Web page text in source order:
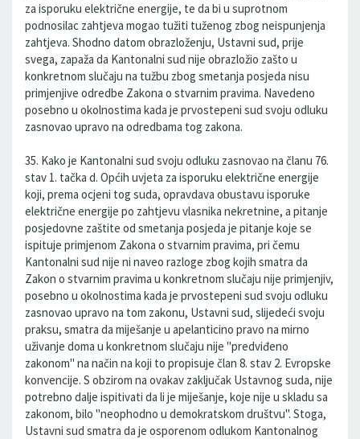
za isporuku električne energije, te da bi u suprotnom
podnosilac zahtjeva mogao tužiti tuženog zbog neispunjenja
zahtjeva. Shodno datom obrazloženju, Ustavni sud, prije
svega, zapaža da Kantonalni sud nije obrazložio zašto u
konkretnom slučaju na tužbu zbog smetanja posjeda nisu
primjenjive odredbe Zakona o stvarnim pravima. Navedeno
posebno u okolnostima kada je prvostepeni sud svoju odluku
zasnovao upravo na odredbama tog zakona.
35. Kako je Kantonalni sud svoju odluku zasnovao na članu 76.
stav 1. tačka d. Općih uvjeta za isporuku električne energije
koji, prema ocjeni tog suda, opravdava obustavu isporuke
električne energije po zahtjevu vlasnika nekretnine, a pitanje
posjedovne zaštite od smetanja posjeda je pitanje koje se
ispituje primjenom Zakona o stvarnim pravima, pri čemu
Kantonalni sud nije ni naveo razloge zbog kojih smatra da
Zakon o stvarnim pravima u konkretnom slučaju nije primjenjiv,
posebno u okolnostima kada je prvostepeni sud svoju odluku
zasnovao upravo na tom zakonu, Ustavni sud, slijedeći svoju
praksu, smatra da miješanje u apelanticino pravo na mirno
uživanje doma u konkretnom slučaju nije "predviđeno
zakonom" na način na koji to propisuje član 8. stav 2. Evropske
konvencije. S obzirom na ovakav zaključak Ustavnog suda, nije
potrebno dalje ispitivati da li je miješanje, koje nije u skladu sa
zakonom, bilo "neophodno u demokratskom društvu". Stoga,
Ustavni sud smatra da je osporenom odlukom Kantonalnog